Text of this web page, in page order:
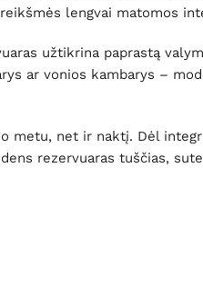
lengvai matomos
užtikrina paprastą
ar vonios kambarys –
metu, net ir naktį. Dėl
rezervuaras tuščias,